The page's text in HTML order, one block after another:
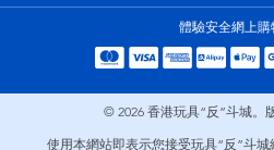
體驗安全網上購
© 2026 香港玩具“反”斗城。
使用本網站即表示您接受玩具“反”斗城